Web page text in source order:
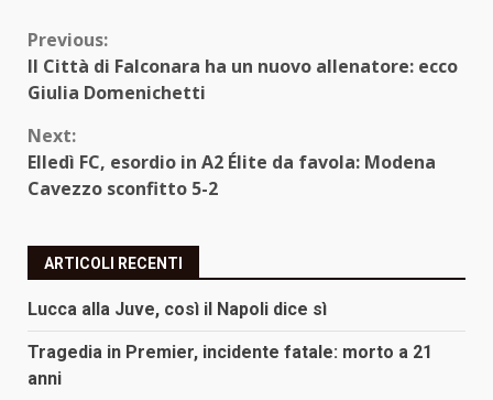
Continue
Reading
Previous:
Il Città di Falconara ha un nuovo allenatore: ecco
Giulia Domenichetti
Next:
Elledì FC, esordio in A2 Élite da favola: Modena
Cavezzo sconfitto 5-2
ARTICOLI RECENTI
Lucca alla Juve, così il Napoli dice sì
Tragedia in Premier, incidente fatale: morto a 21
anni